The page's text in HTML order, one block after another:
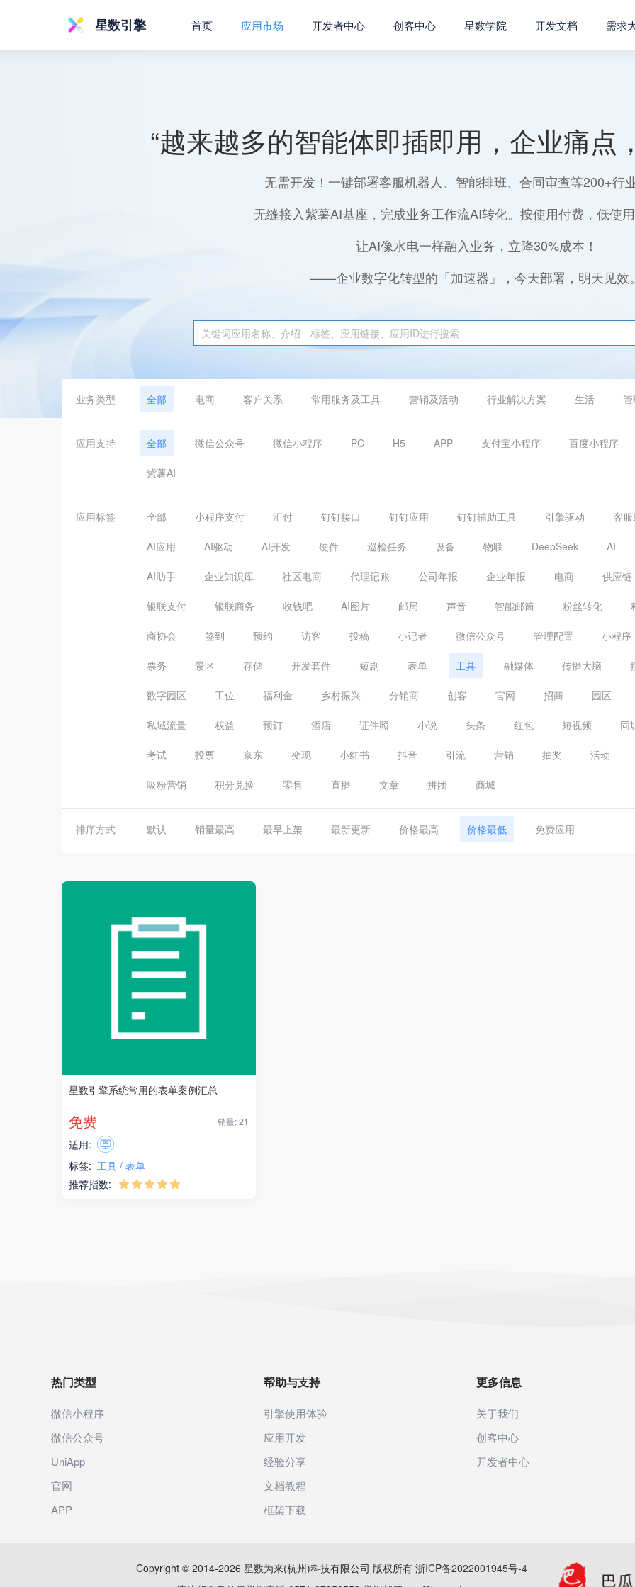
星数引擎 首页 应用市场 开发者中心 创客中心 星数学院 开发文档 需求
“越来越多的智能体即插即用，企业痛点
无需开发！一键部署客服机器人、智能排班、合同审查等200+行
无缝接入紫薯AI基座，完成业务工作流AI转化。按使用付费，低使
让AI像水电一样融入业务，立降30%成本！
——企业数字化转型的「加速器」，今天部署，明天见效
业务类型 全部 电商 客户关系 常用服务及工具 营销及活动 行业解决方案 生活
应用支持 全部 微信公众号 微信小程序 PC H5 APP 支付宝小程序 百度小程序
紫薯AI
应用标签 全部 小程序支付 汇付 钉钉接口 钉钉应用 钉钉辅助工具 引擎驱动 客
AI应用 AI驱动 AI开发 硬件 巡检任务 设备 物联 DeepSeek AI
AI助手 企业知识库 社区电商 代理记账 公司年报 企业年报 电商 供应链
银联支付 银联商务 收钱吧 AI图片 邮局 声音 智能邮筒 粉丝转化
商协会 签到 预约 访客 投稿 小记者 微信公众号 管理配置 小程序
票务 景区 存储 开发套件 短剧 表单 工具 融媒体 传播大脑
数字园区 工位 福利金 乡村振兴 分销商 创客 官网 招商 园区
私域流量 权益 预订 酒店 证件照 小说 头条 红包 短视频 同
考试 投票 京东 变现 小红书 抖音 引流 营销 抽奖 活动
吸粉营销 积分兑换 零售 直播 文章 拼团 商城
排序方式 默认 销量最高 最早上架 最新更新 价格最高 价格最低 免费应用
星数引擎系统常用的表单案例汇总
免费 销量: 21
适用:
标签: 工具 表单
推荐指数:
    
热门类型
微信小程序
微信公众号
UniApp
官网
APP
帮助与支持
引擎使用体验
应用开发
经验分享
文档教程
框架下载
更多信息
关于我们
创客中心
开发者中心
Copyright © 2014-2026 星数为来(杭州)科技有限公司 版权所有 浙ICP备2022001945号-4